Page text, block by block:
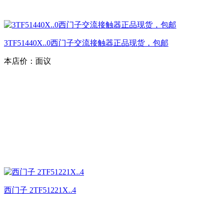
3TF51440X..0西门子交流接触器正品现货，包邮
本店价： 面议
西门子 2TF51221X..4